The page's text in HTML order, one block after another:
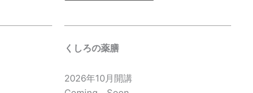
くしろの薬膳
2026年10月開講